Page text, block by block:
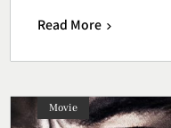
Read More
Movie